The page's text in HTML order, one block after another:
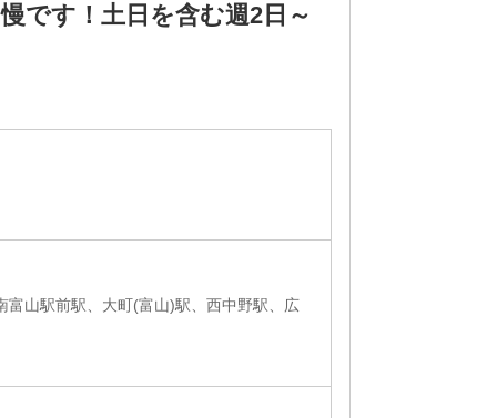
です！土日を含む週2日～
山駅前駅、大町(富山)駅、西中野駅、広